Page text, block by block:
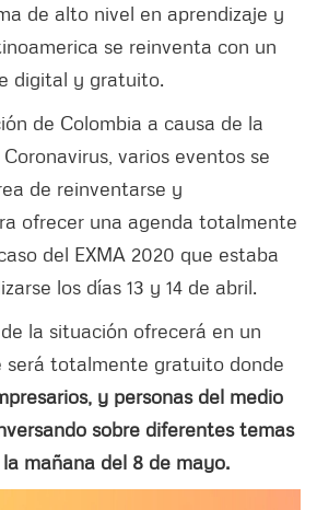
de alto nivel en aprendizaje y
se reinventa con un
digital y gratuito.
de Colombia a causa de la
varios eventos se
de reinventarse y
ofrecer una agenda totalmente
del EXMA 2020 que estaba
los días 13 y 14 de abril.
la situación ofrecerá en un
será totalmente gratuito donde
y personas del medio
sobre diferentes temas
mañana del 8 de mayo.